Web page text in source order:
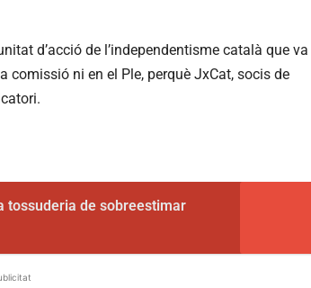
d’acció de l’independentisme català que va
comissió ni en el Ple, perquè JxCat, socis de
tossuderia de sobreestimar